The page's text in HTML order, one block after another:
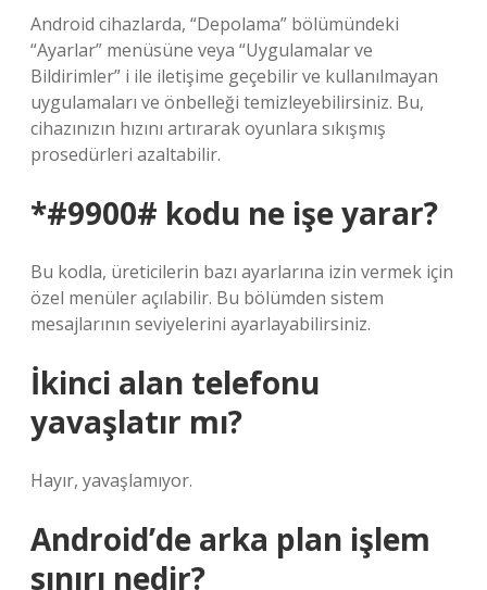
Android cihazlarda, “Depolama” bölümündeki
“Ayarlar” menüsüne veya “Uygulamalar ve
Bildirimler” i ile iletişime geçebilir ve kullanılmayan
uygulamaları ve önbelleği temizleyebilirsiniz. Bu,
cihazınızın hızını artırarak oyunlara sıkışmış
prosedürleri azaltabilir.
*#9900# kodu ne işe yarar?
Bu kodla, üreticilerin bazı ayarlarına izin vermek için
özel menüler açılabilir. Bu bölümden sistem
mesajlarının seviyelerini ayarlayabilirsiniz.
İkinci alan telefonu
yavaşlatır mı?
Hayır, yavaşlamıyor.
Android’de arka plan işlem
sınırı nedir?